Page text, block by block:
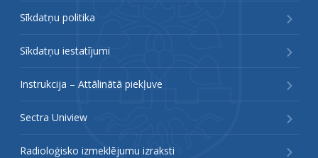
Sīkdatņu politika
Sīkdatņu iestatījumi
Instrukcija – Attālinātā piekļuve
Sectra Uniview
Radioloģisko izmeklējumu izraksti